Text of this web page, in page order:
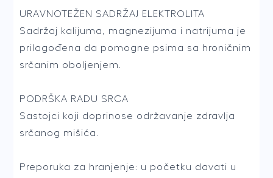
URAVNOTEŽEN SADRŽAJ ELEKTROLITA
Sadržaj kalijuma, magnezijuma i natrijuma je
prilagođena da pomogne psima sa hroničnim
srčanim oboljenjem.
PODRŠKA RADU SRCA
Sastojci koji doprinose održavanje zdravlja
srčanog mišića.
Preporuka za hranjenje: u početku davati u